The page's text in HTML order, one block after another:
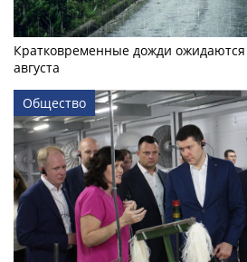
Кратковременные дожди ожидаются
августа
Общество